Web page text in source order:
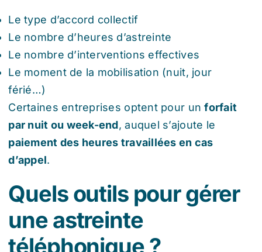
Le type d’accord collectif
Le nombre d’heures d’astreinte
Le nombre d’interventions effectives
Le moment de la mobilisation (nuit, jour
férié…)
Certaines entreprises optent pour unforfait
par nuit ou week-end, auquel s’ajoute le
paiement des heures travaillées en cas
d’appel.
Quels outils pour gérer
une astreinte
téléphonique ?